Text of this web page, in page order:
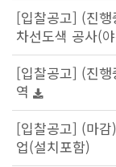
[입찰공고] (진
차선도색 공사(
[입찰공고] (진
역
[입찰공고] (마
업(설치포함)